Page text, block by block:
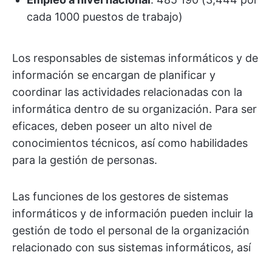
cada 1000 puestos de trabajo)
Los responsables de sistemas informáticos y de
información se encargan de planificar y
coordinar las actividades relacionadas con la
informática dentro de su organización. Para ser
eficaces, deben poseer un alto nivel de
conocimientos técnicos, así como habilidades
para la gestión de personas.
Las funciones de los gestores de sistemas
informáticos y de información pueden incluir la
gestión de todo el personal de la organización
relacionado con sus sistemas informáticos, así